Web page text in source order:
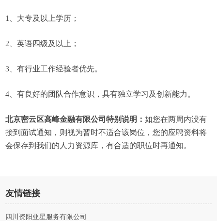
1、大专及以上学历；
2、英语四级及以上；
3、有行业工作经验者优先。
4、有良好的团队合作意识，具有独立学习及创新能力。
北京密云区高峰金融有限公司特别说明：如您在两周内没有
接到面试通知，则视为暂时不适合该岗位，您的应聘资料将
会保存到我们的人力资源库，有合适的职位时再通知。
友情链接
四川资阳亚星服务有限公司